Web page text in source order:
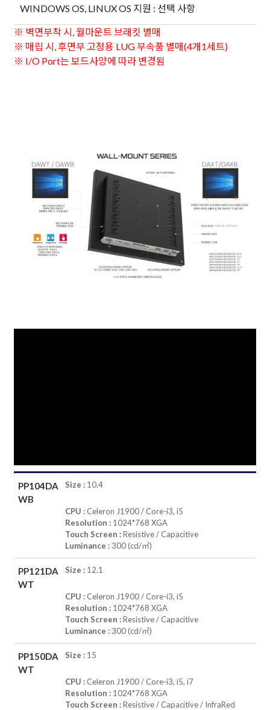
WINDOWS OS, LINUX OS 지원 : 선택 사항
※ 벽면부착 시, 월마운트 브래킷 별매
※ 매립 시, 후면부 고정용 LUG 부속품 별매(4개1세트)
※ I/O Port는 보드사양에 따라 변경됨
PP104DA
WB
Size : 10.4
CPU :Celeron J1900 / Core-i3, i5
Resolution : 1024*768 XGA
Touch Screen :Resistive / Capacitive
Luminance : 300 (cd/㎡)
PP121DA
WT
Size : 12.1
CPU :Celeron J1900 / Core-i3, i5
Resolution : 1024*768 XGA
Touch Screen :Resistive / Capacitive
Luminance : 300 (cd/㎡)
PP150DA
WT
Size : 15
CPU :Celeron J1900 / Core-i3, i5, i7
Resolution : 1024*768 XGA
Touch Screen :Resistive / Capacitive / InfraRed